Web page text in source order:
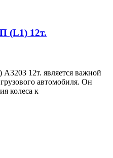
(L1) 12т.
12т. является важной
автомобиля. Он
колеса к